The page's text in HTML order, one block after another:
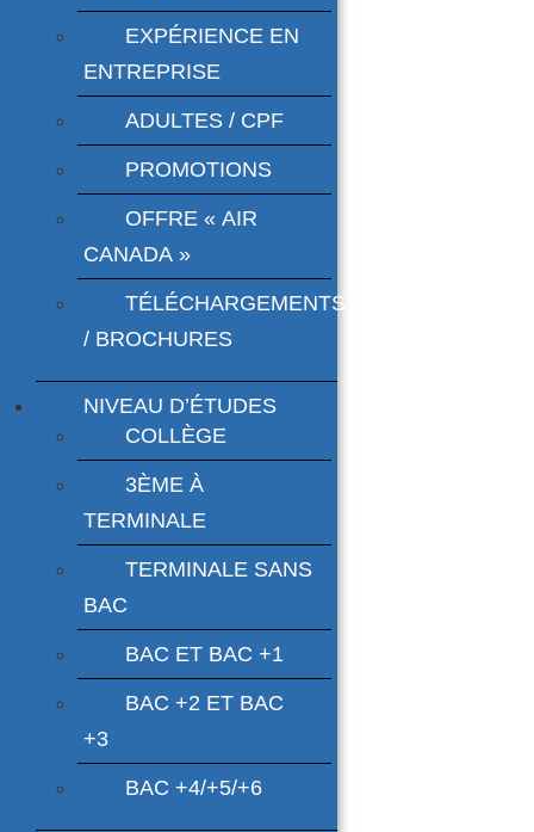
EXPÉRIENCE EN
ENTREPRISE
ADULTES / CPF
PROMOTIONS
OFFRE « AIR
CANADA »
TÉLÉCHARGEMENTS
/ BROCHURES
NIVEAU D’ÉTUDES
COLLÈGE
3ÈME À
TERMINALE
TERMINALE SANS
BAC
BAC ET BAC +1
BAC +2 ET BAC
+3
BAC +4/+5/+6